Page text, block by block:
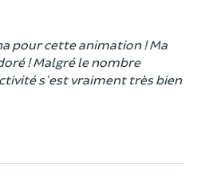
pour cette animation ! Ma
! Malgré le nombre
s'est vraiment très bien